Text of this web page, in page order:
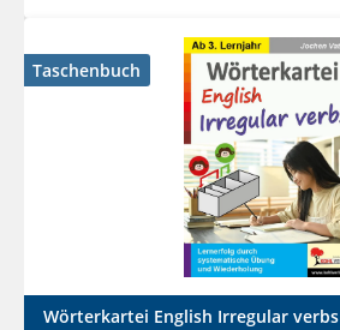
Taschenbuch
Wörterkartei English Irregular verbs